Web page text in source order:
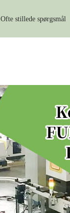
Ofte stillede spørgsmål